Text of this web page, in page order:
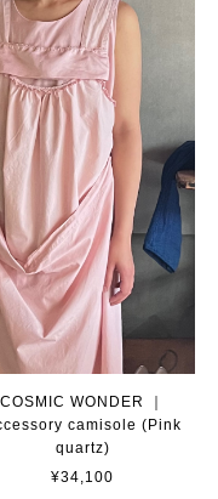
COSMIC WONDER ｜
camisole (Pink
quartz)
¥34,100